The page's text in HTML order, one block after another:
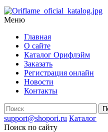
Меню
Главная
О сайте
Каталог Орифлэйм
Заказать
Регистрация онлайн
Новости
Контакты
support@shopori.ru Каталог
Поиск по сайту